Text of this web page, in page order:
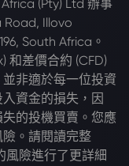
(Pty) Ltd 辦事
Road, Illovo
South Africa。
和差價合約 (CFD)
非適於每一位投資
資金的損失，因
的投機買賣。您應
。請閱讀完整
風險進行了更詳細